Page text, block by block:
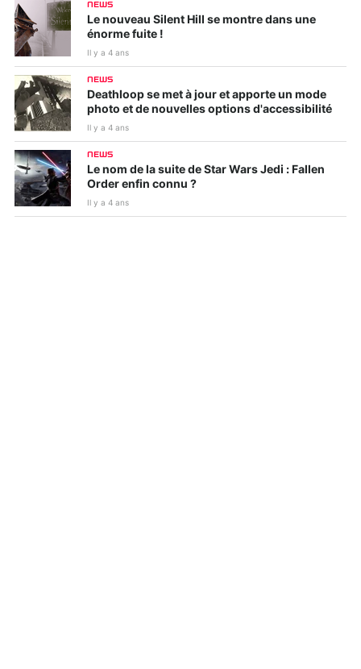
NEWS
Le nouveau Silent Hill se montre dans une
énorme fuite !
Il y a 4 ans
NEWS
Deathloop se met à jour et apporte un mode
photo et de nouvelles options d'accessibilité
Il y a 4 ans
NEWS
Le nom de la suite de Star Wars Jedi : Fallen
Order enfin connu ?
Il y a 4 ans